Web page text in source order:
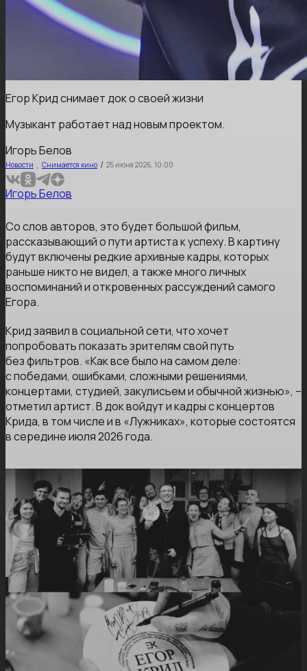
Егор Крид снимает док о своей жизни
Музыкант работает над новым проектом.
Игорь Белов
Новости , Снимается кино / 25 июня 2026, 10:00
Игорь Белов
Со слов авторов, это будет большой фильм,
рассказывающий о пути артиста к успеху. В картину
будут включены редкие архивные кадры, которых
раньше никто не видел, а также много личных
воспоминаний и откровенных рассуждений самого
Егора.
Крид заявил в социальной сети, что хочет
попробовать показать зрителям свой путь
без фильтров. «Как все было на самом деле:
с победами, ошибками, сложными решениями,
концертами, студией, закулисьем и обычной жизнью», –
отметил артист. В док войдут и кадры с концертов
Крида, в том числе и в «Лужниках», которые состоятся
в середине июля 2026 года.